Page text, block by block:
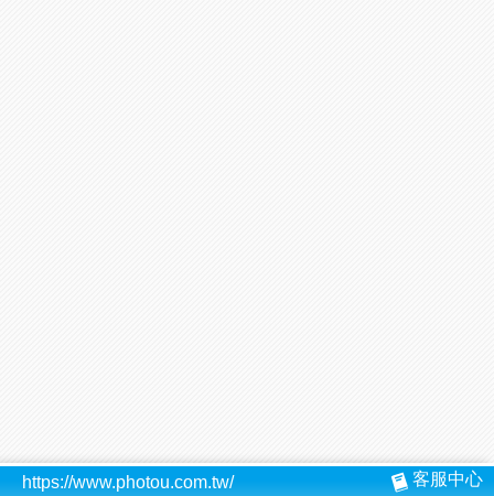
https://www.photou.com.tw/ 客服中心